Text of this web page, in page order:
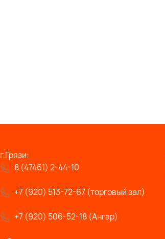
г.Грязи:
8 (47461) 2-44-10
+7 (920) 513-72-67 (торговый зал)
+7 (920) 506-52-18 (Ангар)